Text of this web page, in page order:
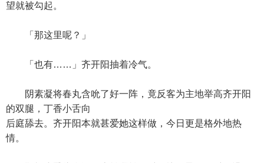
望就被勾起。
「那这里呢？」
「也有……」齐开阳抽着冷气。
阴素凝将春丸含吮了好一阵，竟反客为主地举高齐开阳
的双腿，丁香小舌向
后庭舔去。齐开阳本就甚爱她这样做，今日更是格外地热
情。